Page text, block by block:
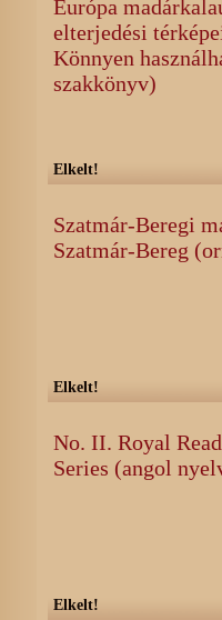
Európa
elterjedési
Könnyen
szakkönyv)
Elkelt!
Szatmár-Beregi
Szatmár-Bereg
Elkelt!
No. II. Royal
Series (angol
Elkelt!